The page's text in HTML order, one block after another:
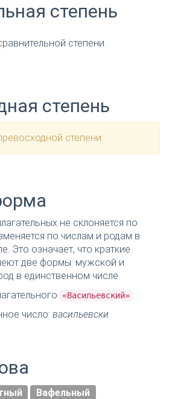
степень
степени.
степень
степени.
не склоняется по
по числам и родам в
Это означает, что краткие
две формы: мужской и
в единственном числе.
«Васильевский» :
число: васильевски
Вафельный